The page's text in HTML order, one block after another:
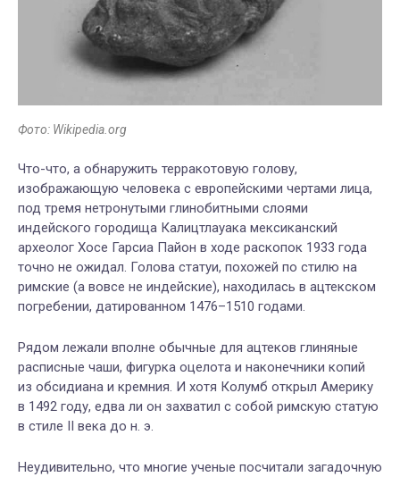
Фото: Wikipedia.org
Что-что, а обнаружить терракотовую голову,
изображающую человека с европейскими чертами лица,
под тремя нетронутыми глинобитными слоями
индейского городища Калицтлауака мексиканский
археолог Хосе Гарсиа Пайон в ходе раскопок 1933 года
точно не ожидал. Голова статуи, похожей по стилю на
римские (а вовсе не индейские), находилась в ацтекском
погребении, датированном 1476–1510 годами.
Рядом лежали вполне обычные для ацтеков глиняные
расписные чаши, фигурка оцелота и наконечники копий
из обсидиана и кремния. И хотя Колумб открыл Америку
в 1492 году, едва ли он захватил с собой римскую статую
в стиле II века до н. э.
Неудивительно, что многие ученые посчитали загадочную